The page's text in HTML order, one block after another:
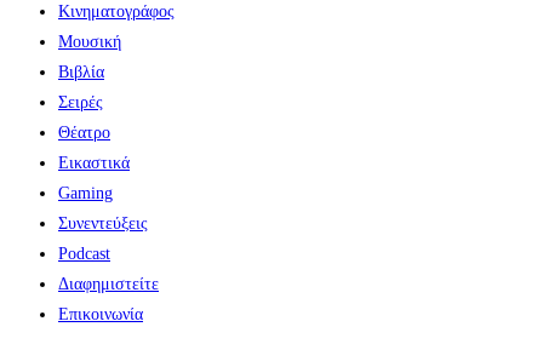
Κινηματογράφος
Μουσική
Βιβλία
Σειρές
Θέατρο
Εικαστικά
Gaming
Συνεντεύξεις
Podcast
Διαφημιστείτε
Επικοινωνία